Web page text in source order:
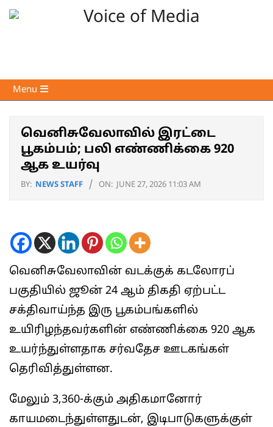
Skip
Voice
of
Primary
Navigation
Menu
வெனிசுவேலாவில் இரட்டை
பூகம்பம்; பலி எண்ணிக்கை 920
ஆக உயர்வு
BY: NEWS STAFF ON: JUNE 27, 2026 11:03 AM
வெனிசுவேலாவின் வடக்குக் கடலோரப்
பகுதியில் ஜூன் 24 ஆம் திகதி ஏற்பட்ட
சக்திவாய்ந்த இரு பூகம்பங்களில்
உயிரிழந்தவர்களின் எண்ணிக்கை 920 ஆக
உயர்ந்துள்ளதாக சர்வதேச ஊடகங்கள்
தெரிவித்துள்ளன.
மேலும் 3,360-க்கும் அதிகமானோர்
காயமடைந்துள்ளதுடன், இடிபாடுகளுக்குள்